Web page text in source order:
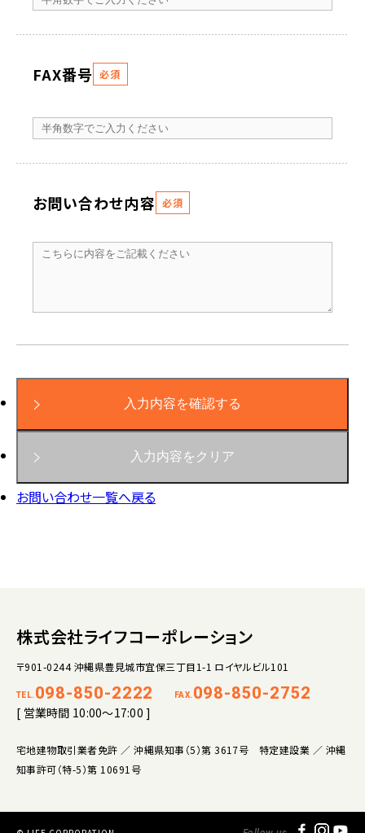
FAX番号 必須
お問い合わせ内容 必須
お問い合わせ一覧へ戻る
株式会社ライフコーポレーション
〒901-0244 沖縄県豊見城市宜保三丁目1-1 ロイヤルビル101
TEL. 098-850-2222 FAX. 098-850-2752
[ 営業時間 10:00～17:00 ]
宅地建物取引業者免許 ／ 沖縄県知事（5）第 3617号 特定建設業 ／ 沖縄
知事許可（特-5）第 10691号